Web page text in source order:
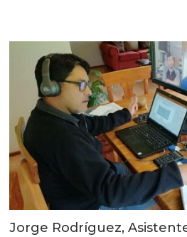
Jorge Rodríguez,